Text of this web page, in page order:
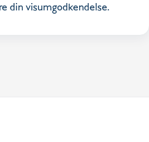
din visumgodkendelse.